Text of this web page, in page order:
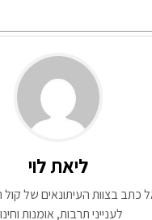
ליאת לוי
כתב בצוות העיתונאים של
לענייני תרבות, אומנות